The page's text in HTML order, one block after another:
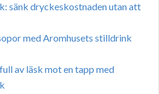
sänk dryckeskostnaden utan att
med Aromhusets stilldrink
av läsk mot en tapp med